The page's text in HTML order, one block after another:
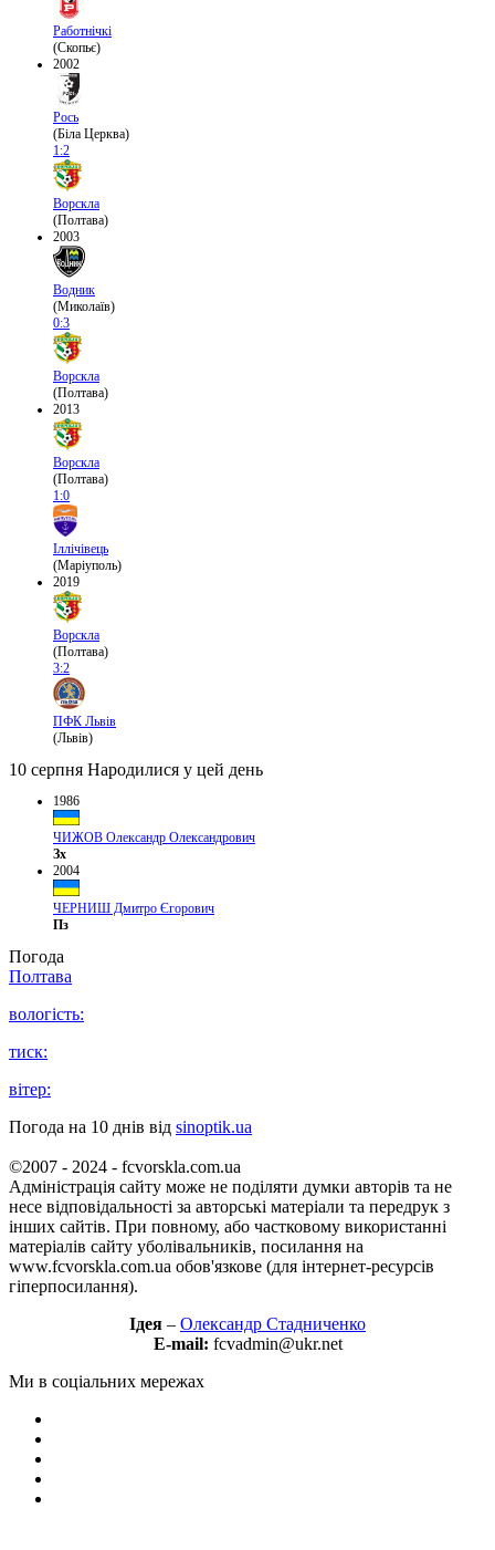
Работнічкі
(Скопьє)
2002
Рось
(Біла Церква)
1:2
Ворскла
(Полтава)
2003
Водник
(Миколаїв)
0:3
Ворскла
(Полтава)
2013
Ворскла
(Полтава)
1:0
Іллічівець
(Маріуполь)
2019
Ворскла
(Полтава)
3:2
ПФК Львів
(Львів)
10 серпня Народилися у цей день
1986
ЧИЖОВ Олександр Олександрович
Зх
2004
ЧЕРНИШ Дмитро Єгорович
Пз
Погода
Полтава
вологість:
тиск:
вітер:
Погода на 10 днів від sinoptik.ua
©2007 - 2024 - fcvorskla.com.ua
Адміністрація сайту може не поділяти думки авторів та не
несе відповідальності за авторські матеріали та передрук з
інших сайтів. При повному, або частковому використанні
матеріалів сайту уболівальників, посилання на
www.fcvorskla.com.ua обов'язкове (для інтернет-ресурсів
гіперпосилання).
Ідея – Олександр Стадниченко
E-mail: fcvadmin@ukr.net
Ми в соціальних мережах